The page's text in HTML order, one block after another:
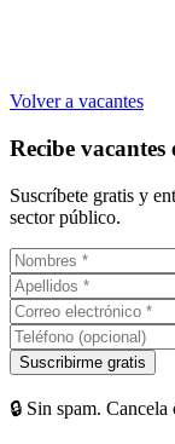
Volver a vacantes
Recibe vacantes
Suscríbete gratis y
sector público.
Suscribirme gratis
🔒 Sin spam.